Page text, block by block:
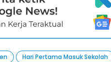
Hari Pertama Masuk Sekolah